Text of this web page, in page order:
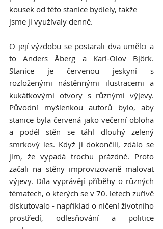
kousek od této stanice bydlely, takže
jsme ji využívaly denně.
O její výzdobu se postarali dva umělci a
to Anders Åberg a Karl-Olov Björk.
Stanice je červenou jeskyní s
rozloženými nástěnnými ilustracemi a
kukátkovými otvory s různými výjevy.
Původní myšlenkou autorů bylo, aby
stanice byla červená jako večerní obloha
a podél stěn se táhl dlouhý zelený
smrkový les. Když ji dokončili, zdálo se
jim, že vypadá trochu prázdně. Proto
začali na stěny improvizovaně malovat
výjevy. Díla vyprávějí příběhy o různých
tématech, o kterých se v 70. letech zuřivě
diskutovalo - například o ničení životního
prostředí, odlesňování a politice